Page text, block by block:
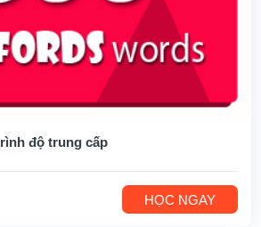
độ trung cấp
HỌC NGAY